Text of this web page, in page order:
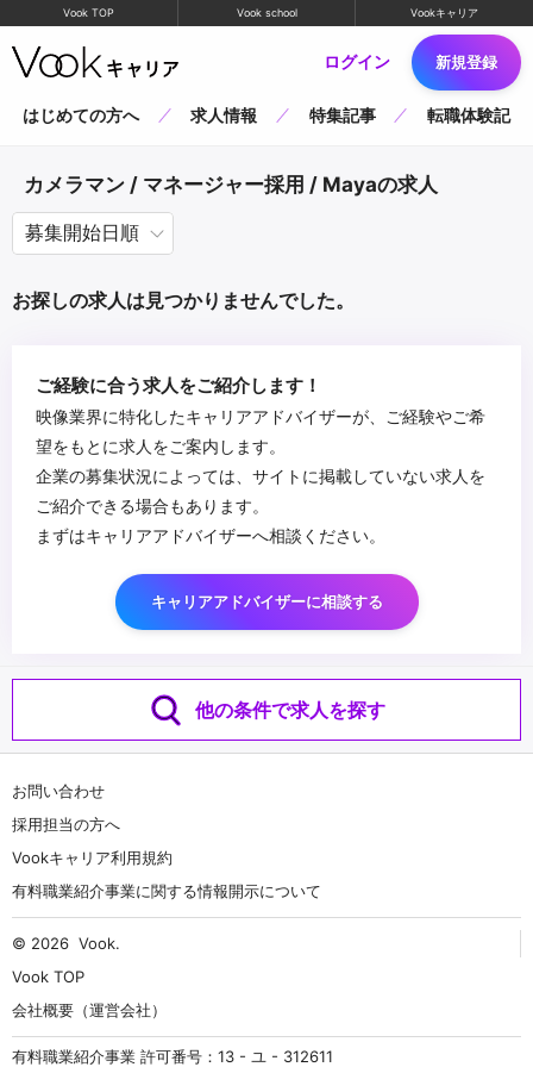
Vook TOP Vook school Vookキャリア
ログイン 新規登録
はじめての方へ 求人情報 特集記事 転職体験記
カメラマン / マネージャー採用 / Mayaの求人
お探しの求人は見つかりませんでした。
ご経験に合う求人をご紹介します！
映像業界に特化したキャリアアドバイザーが、ご経験やご希
望をもとに求人をご案内します。
企業の募集状況によっては、サイトに掲載していない求人を
ご紹介できる場合もあります。
まずはキャリアアドバイザーへ相談ください。
キャリアアドバイザーに相談する
他の条件で求人を探す
お問い合わせ
採用担当の方へ
Vookキャリア利用規約
有料職業紹介事業に関する情報開示について
© 2026 Vook.
Vook TOP
会社概要（運営会社）
有料職業紹介事業 許可番号：13 - ユ - 312611